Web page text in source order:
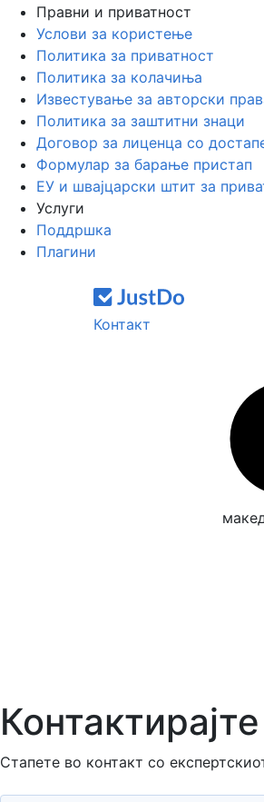
Правни и приватност
Услови за користење
Политика за приватност
Политика за колачиња
Известување за авторски
Политика за заштитни знаци
Договор за лиценца со
Формулар за барање пристап
ЕУ и швајцарски штит за
Услуги
Поддршка
Плагини
Контакт
Стапете во контакт со